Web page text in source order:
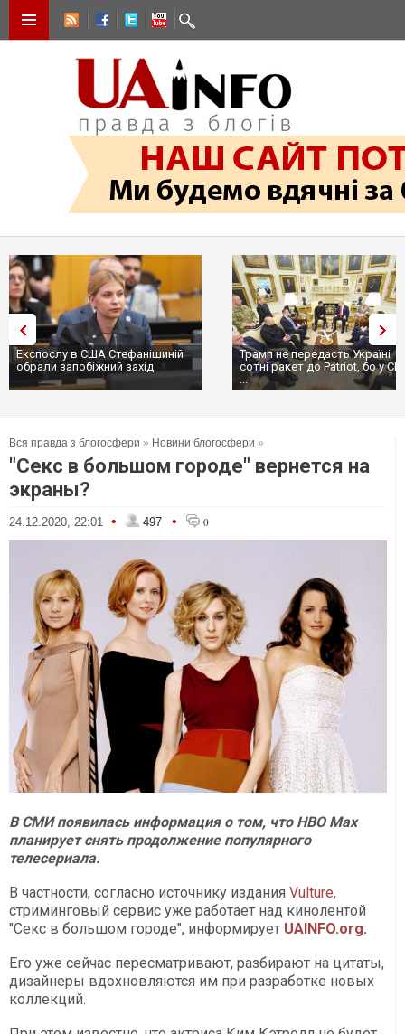
Експослу в США Стефанішиній
обрали запобіжний захід
Трамп не передасть Україні
сотні ракет до Patriot, бо у
...
Вся правда з блогосфери » Новини блогосфери »
"Секс в большом городе" вернется на
экраны?
24.12.2020, 22:01 • 497 • 0
В СМИ появилась информация о том, что HBO Max
планирует снять продолжение популярного
телесериала.
В частности, согласно источнику издания Vulture,
стриминговый сервис уже работает над кинолентой
"Секс в большом городе", информирует UAINFO.org.
Его уже сейчас пересматривают, разбирают на цитаты,
дизайнеры вдохновляются им при разработке новых
коллекций.